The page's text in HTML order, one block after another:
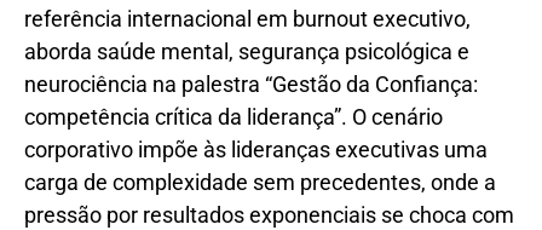
referência internacional em burnout executivo,
aborda saúde mental, segurança psicológica e
neurociência na palestra “Gestão da Confiança:
competência crítica da liderança”. O cenário
corporativo impõe às lideranças executivas uma
carga de complexidade sem precedentes, onde a
pressão por resultados exponenciais se choca com